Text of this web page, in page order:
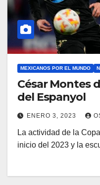
MEXICANOS POR EL MUNDO
César Montes
del Espanyol
ENERO 3, 2023
La actividad de la
inicio del 2023 y la